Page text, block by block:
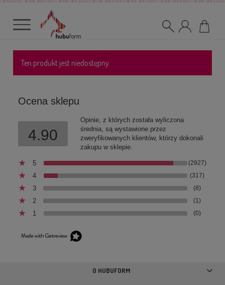
Ten produkt jest niedostępny.
Ocena sklepu
4.90
Opinie, z których została wyliczona
średnia, są wystawione przez
zweryfikowanych klientów, którzy dokonali
zakupu w sklepie.
5 (2927)
4 (317)
3 (8)
2 (1)
1 (0)
O HUBUFORM